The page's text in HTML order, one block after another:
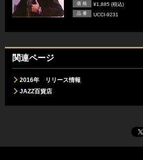
価 格 ¥1,885 (税込)
品 番 UCCI-9231
関連ページ
2016年 リリース情報
JAZZ百貨店